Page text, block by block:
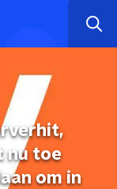
nu toe
om in